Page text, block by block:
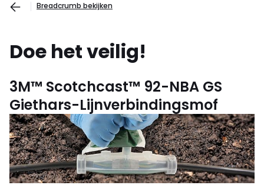
Breadcrumb bekijken
Doe het veilig!
3M™ Scotchcast™ 92-NBA GS
Giethars-Lijnverbindingsmof